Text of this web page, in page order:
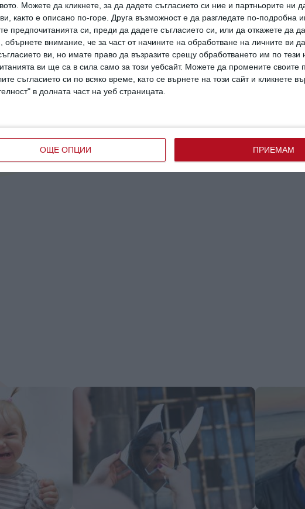
Можете да кликнете, за да дадете съгласието си ние и партньорите ни
както е описано по-горе. Друга възможност е да разгледате по-подробна
предпочитанията си, преди да дадете съгласието си, или да откажете да
обърнете внимание, че за част от начините на обработване на личните ви
ви, но имате право да възразите срещу обработването им по тези
ви ще са в сила само за този уебсайт. Можете да промените своите
съгласието си по всяко време, като се върнете на този сайт и кликнете
в долната част на уеб страницата.
ОЩЕ ОПЦИИ ПРИЕМАМ
до 1 година
месец и на
Здраве
9 ранни признака на аутизъм
Главната задача на родителите е да ги
разпознаят
30 август 2023 г.
Здраве
Ужас:
Как да
може да
21 юни 2020